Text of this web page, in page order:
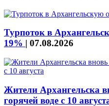
Турпоток в
19% | 07.08.2026
Жители Архангельска
горячей воде с 10